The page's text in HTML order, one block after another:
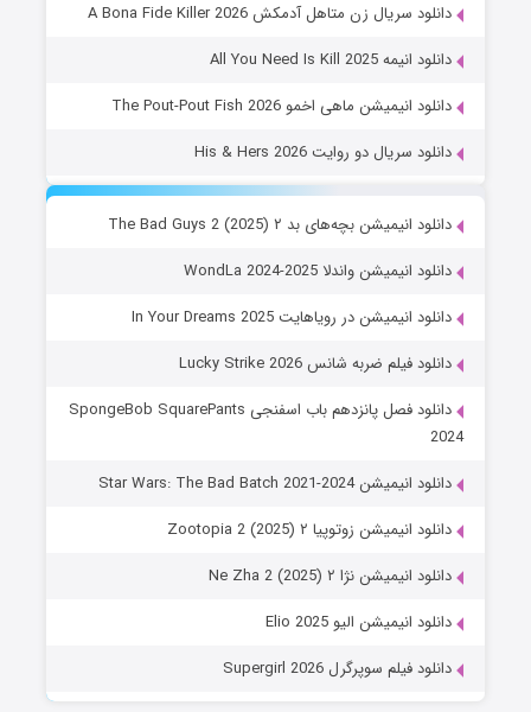
دانلود سریال زن متاهل آدمکش A Bona Fide Killer 2026
دانلود انیمه All You Need Is Kill 2025
دانلود انیمیشن ماهی اخمو The Pout-Pout Fish 2026
دانلود سریال دو روایت His & Hers 2026
دانلود انیمیشن بچه‌های بد ۲ The Bad Guys 2 (2025)
دانلود انیمیشن واندلا WondLa 2024-2025
دانلود انیمیشن در رویاهایت In Your Dreams 2025
دانلود فیلم ضربه شانس Lucky Strike 2026
دانلود فصل پانزدهم باب اسفنجی SpongeBob SquarePants
2024
دانلود انیمیشن Star Wars: The Bad Batch 2021-2024
دانلود انیمیشن زوتوپیا ۲ Zootopia 2 (2025)
دانلود انیمیشن نژا ۲ Ne Zha 2 (2025)
دانلود انیمیشن الیو Elio 2025
دانلود فیلم سوپرگرل Supergirl 2026